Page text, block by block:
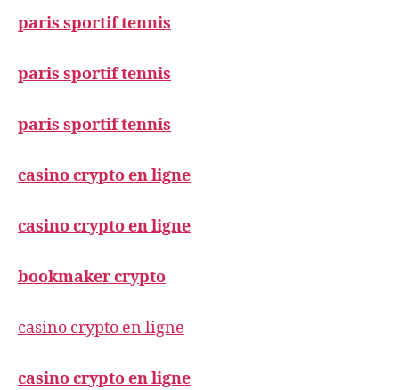
paris sportif tennis
paris sportif tennis
paris sportif tennis
casino crypto en ligne
casino crypto en ligne
bookmaker crypto
casino crypto en ligne
casino crypto en ligne